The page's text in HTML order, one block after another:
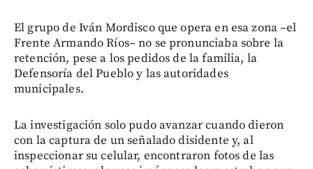
El grupo de Iván Mordisco que opera en esa zona –el
Frente Armando Ríos– no se pronunciaba sobre la
retención, pese a los pedidos de la familia, la
Defensoría del Pueblo y las autoridades
municipales.
La investigación solo pudo avanzar cuando dieron
con la captura de un señalado disidente y, al
inspeccionar su celular, encontraron fotos de las